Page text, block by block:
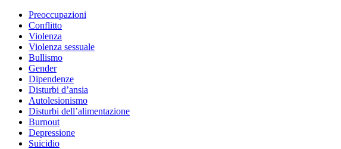
Preoccupazioni
Conflitto
Violenza
Violenza sessuale
Bullismo
Gender
Dipendenze
Disturbi d’ansia
Autolesionismo
Disturbi dell’alimentazione
Burnout
Depressione
Suicidio